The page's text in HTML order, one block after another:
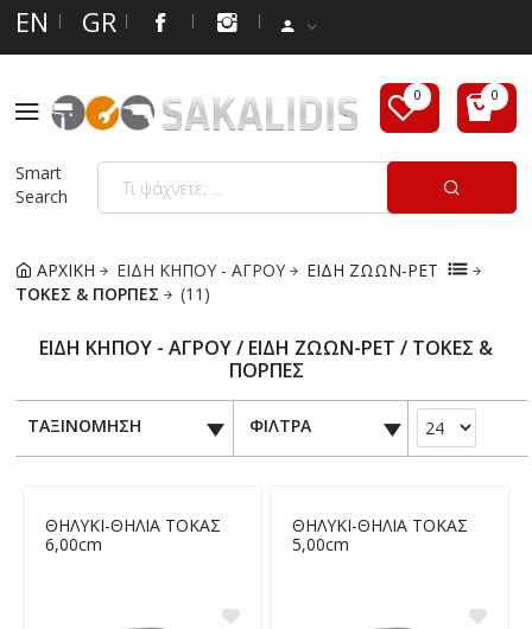
EN GR
Smart
Search
ΑΡΧΙΚΗ ΕΙΔΗ ΚΗΠΟΥ - ΑΓΡΟΥ
ΕΙΔΗ ΖΩΩΝ-PET
ΤΟΚΕΣ & ΠΟΡΠΕΣ
(11)
ΕΙΔΗ ΚΗΠΟΥ - ΑΓΡΟΥ / ΕΙΔΗ ΖΩΩΝ-PET / ΤΟΚΕΣ &
ΠΟΡΠΕΣ
ΤΑΞΙΝΟΜΗΣΗ ΦΙΛΤΡΑ
ΘΗΛΥΚΙ-ΘΗΛΙΑ ΤΟΚΑΣ
6,00cm
ΘΗΛΥΚΙ-ΘΗΛΙΑ ΤΟΚΑΣ
5,00cm